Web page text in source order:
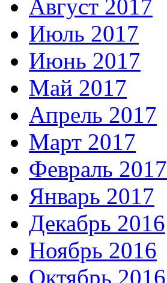
Август 2017
Июль 2017
Июнь 2017
Май 2017
Апрель 2017
Март 2017
Февраль 2017
Январь 2017
Декабрь 2016
Ноябрь 2016
Октябрь 2016